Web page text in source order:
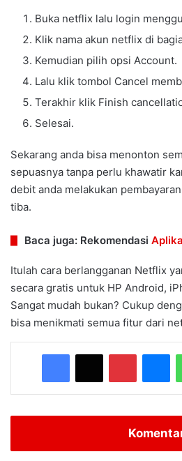
Buka netflix lalu login
Klik nama akun netflix di
Kemudian pilih opsi Account.
Lalu klik tombol Cancel
Terakhir klik Finish
Selesai.
Sekarang anda bisa menonton
sepuasnya tanpa perlu khawatir
debit anda melakukan
tiba.
Baca juga: Rekomendasi
Itulah cara berlangganan Netflix
secara gratis untuk HP Android,
Sangat mudah bukan? Cukup
bisa menikmati semua fitur dari
Facebook
X Pinterest